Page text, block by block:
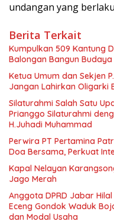
undangan yang
Berita Terkait
Kumpulkan 509 Kantung
Balongan Bangun
Ketua Umum dan Sekjen
Jangan Lahirkan Oligarki
Silaturahmi Salah Satu
Prianggo Silaturahmi
H.Juhadi Muhammad
Perwira PT Pertamina
Doa Bersama, Perkuat
Kapal Nelayan
Jago Merah
Anggota DPRD Jabar
Eceng Gondok Waduk
dan Modal Usaha